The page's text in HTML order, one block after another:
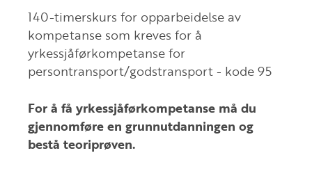
140-timerskurs for opparbeidelse av
kompetanse som kreves for å
yrkessjåførkompetanse for
persontransport/godstransport - kode 95
For å få yrkessjåførkompetanse må du
gjennomføre en grunnutdanningen og
bestå teoriprøven.